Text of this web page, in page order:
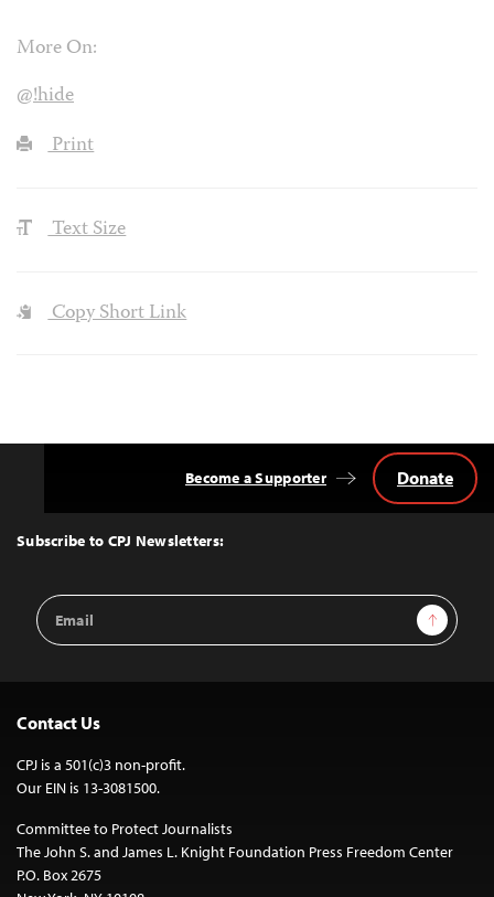
More On:
@!hide
Print
Text Size
Copy Short Link
Top
Subscribe to CPJ Newsletters:
Email
Address
Sign Up
Become a Supporter Donate
Contact Us
CPJ is a 501(c)3 non-profit.
Our EIN is 13-3081500.
Committee to Protect Journalists
The John S. and James L. Knight Foundation Press Freedom Center
P.O. Box 2675